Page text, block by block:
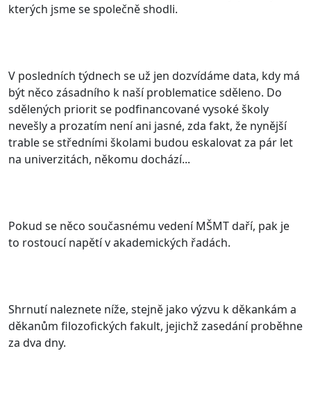
kterých jsme se společně shodli.
V posledních týdnech se už jen dozvídáme data, kdy má
být něco zásadního k naší problematice sděleno. Do
sdělených priorit se podfinancované vysoké školy
nevešly a prozatím není ani jasné, zda fakt, že nynější
trable se středními školami budou eskalovat za pár let
na univerzitách, někomu dochází...
Pokud se něco současnému vedení MŠMT daří, pak je
to rostoucí napětí v akademických řadách.
Shrnutí naleznete níže, stejně jako výzvu k děkankám a
děkanům filozofických fakult, jejichž zasedání proběhne
za dva dny.